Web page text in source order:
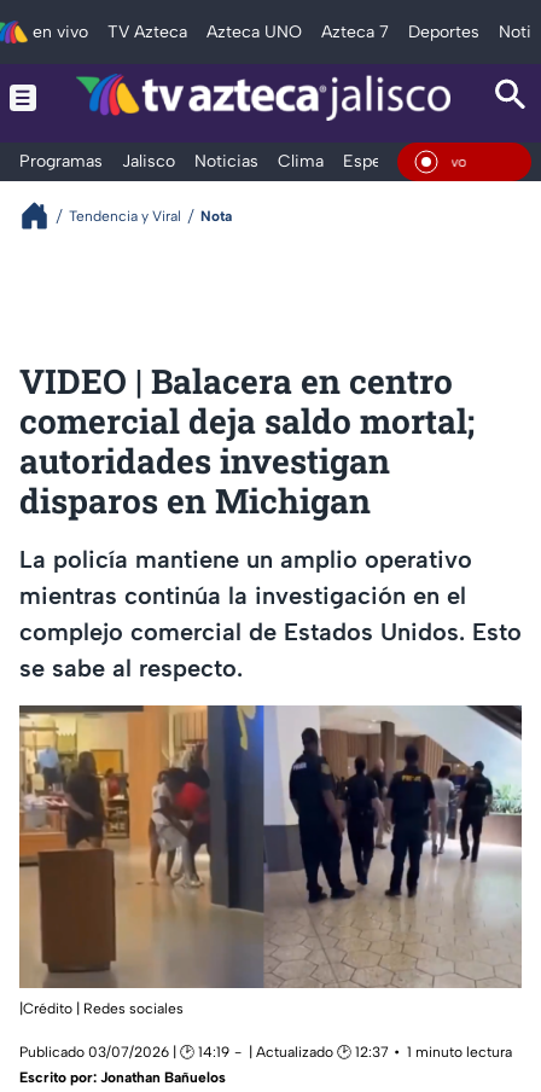
en vivo TV Azteca Azteca UNO Azteca 7 Deportes
Programas Jalisco Noticias Clima Espectáculos Deportes
En Vivo
Tendencia y Viral Nota
VIDEO | Balacera en centro
comercial deja saldo mortal;
autoridades investigan
disparos en Michigan
La policía mantiene un amplio operativo
mientras continúa la investigación en el
complejo comercial de Estados Unidos. Esto
se sabe al respecto.
|Crédito | Redes sociales
Publicado 03/07/2026 | 🕑 14:19 | Actualizado 🕑 12:37
1 minuto lectura
Escrito por: Jonathan Bañuelos